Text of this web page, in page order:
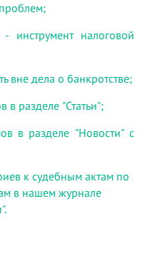
- инструмент налоговой
вне дела о банкротстве;
в разделе "Статьи";
в разделе "Новости" с
к судебным актам по
в нашем журнале